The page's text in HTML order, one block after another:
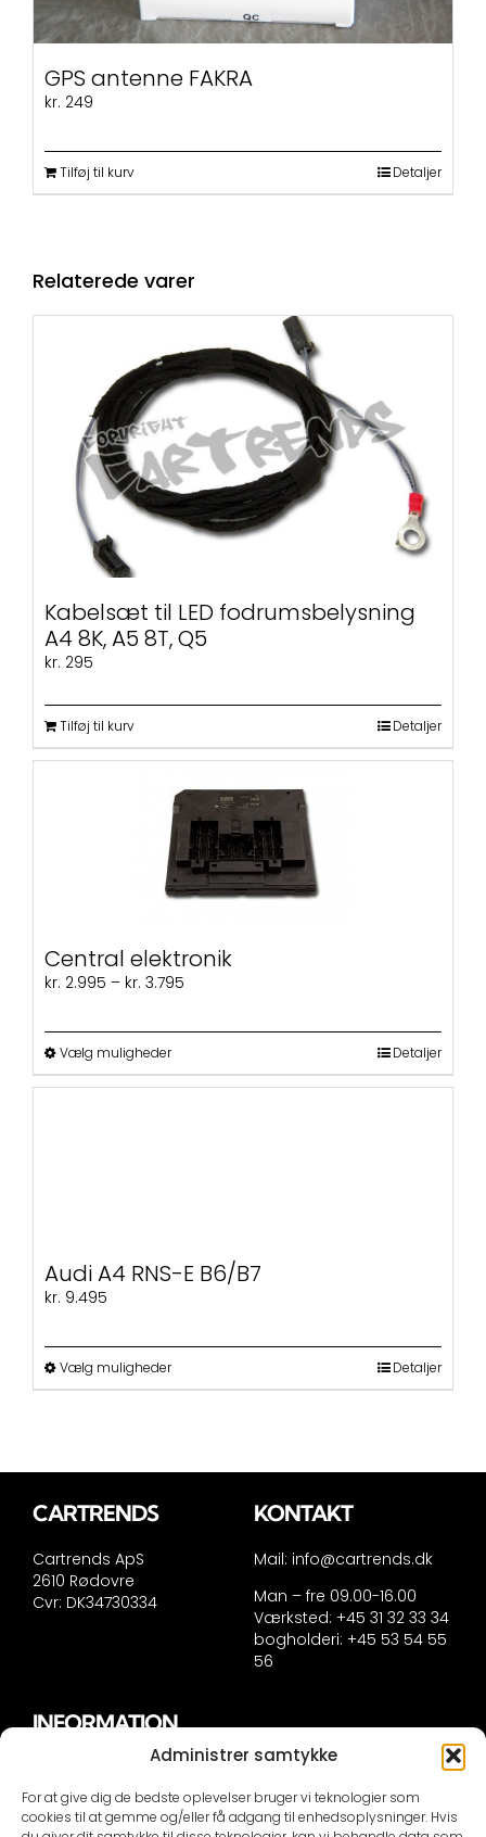
Administrer samtykke
For at give dig de bedste oplevelser bruger vi teknologier som
cookies til at gemme og/eller få adgang til enhedsoplysninger. Hvis
GPS antenne FAKRA
kr. 249
Tilføj til kurv Detaljer
Relaterede varer
Kabelsæt til LED fodrumsbelysning
A4 8K, A5 8T, Q5
kr. 295
Tilføj til kurv Detaljer
Central elektronik
kr. 2.995 – kr. 3.795
Vælg mulighederDette
vare
Detaljer
Audi A4 RNS-E B6/B7
kr. 9.495
Vælg mulighederDette
vare
Mulighederne
Detaljer
CARTRENDS
Cartrends ApS
2610 Rødovre
Cvr: DK34730334
KONTAKT
Mail: info@cartrends.dk
Man – fre 09.00-16.00
Værksted: +45 31 32 33 34
bogholderi: +45 53 54 55
56
INFORMATION
Handelsinformation
Persondatapolitik
Cookie politik